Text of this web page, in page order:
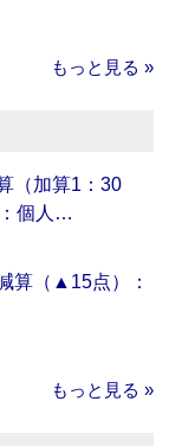
もっと見る »
（加算1：30
個人…
算（▲15点）：
もっと見る »